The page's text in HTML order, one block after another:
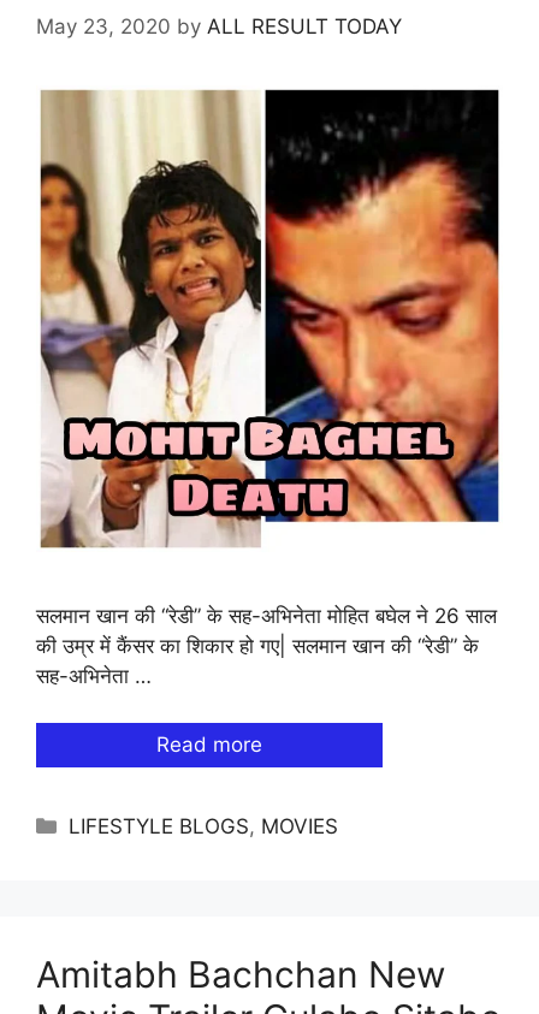
May 23, 2020 by ALL RESULT TODAY
सलमान खान की “रेडी” के सह-अभिनेता मोहित बघेल ने 26 साल
की उम्र में कैंसर का शिकार हो गए| सलमान खान की “रेडी” के
सह-अभिनेता …
Read more
Categories
LIFESTYLE BLOGS, MOVIES
Amitabh Bachchan New